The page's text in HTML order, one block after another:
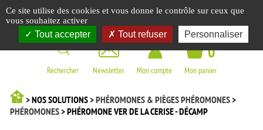
Rechercher Newsletter Mon compte Mon panier
0
> NOS SOLUTIONS >PHÉROMONES & PIÈGES PHÉROMONES>
PHÉROMONES> PHÉROMONE VER DE LA CERISE - DÉCAMP
Panneau de gestion des cookies
Ce site utilise des cookies et vous donne le contrôle sur ceux que
vous souhaitez activer
Tout accepter Tout refuser Personnaliser